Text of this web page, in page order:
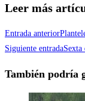
Leer más
Entrada anterior
Siguiente entrada
También podría